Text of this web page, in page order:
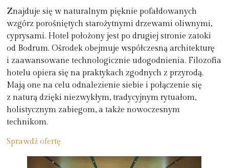
Znajduje się w naturalnym pięknie pofałdowanych
wzgórz porośniętych starożytnymi drzewami oliwnymi,
cyprysami. Hotel położony jest po drugiej stronie zatoki
od Bodrum. Ośrodek obejmuje współczesną architekturę
i zaawansowane technologicznie udogodnienia. Filozofia
hotelu opiera się na praktykach zgodnych z przyrodą.
Mają one na celu odnalezienie siebie i połączenie się
z naturą dzięki niezwykłym, tradycyjnym rytuałom,
holistycznym zabiegom, a także nowoczesnym
technikom.
Sprawdź ofertę